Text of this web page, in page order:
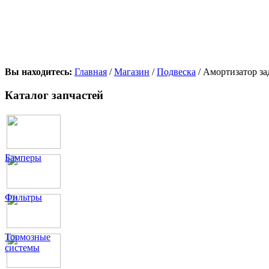
Вы находитесь: Главная /Магазин /Подвеска / Амортизатор
Каталог запчастей
Бамперы
Фильтры
Тормозные
системы